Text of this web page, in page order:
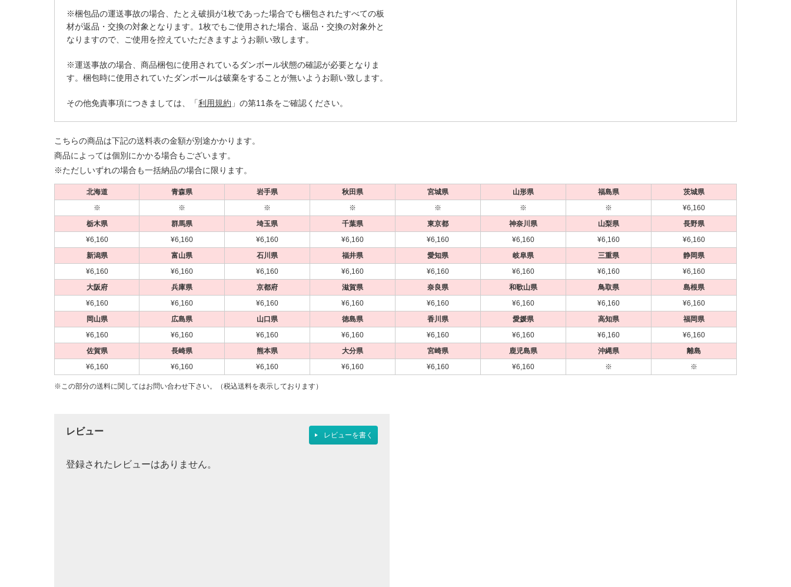
※梱包品の運送事故の場合、たとえ破損が1枚であった場合でも梱包されたすべての板
材が返品・交換の対象となります。1枚でもご使用された場合、返品・交換の対象外と
なりますので、ご使用を控えていただきますようお願い致します。
※運送事故の場合、商品梱包に使用されているダンボール状態の確認が必要となりま
す。梱包時に使用されていたダンボールは破棄をすることが無いようお願い致します。
その他免責事項につきましては、「利用規約 」の第11条をご確認ください。
こちらの商品は下記の送料表の金額が別途かかります。
商品によっては個別にかかる場合もございます。
※ただしいずれの場合も一括納品の場合に限ります。
※この部分の送料に関してはお問い合わせ下さい。（税込送料を表示しております）
北海道 青森県 岩手県 秋田県 宮城県 山形県 福島県
茨城県
※
※ ※ ※ ※ ※ ※
¥6,160
栃木県
群馬県 埼玉県 千葉県 東京都 神奈川県 山梨県
長野県
¥6,160
¥6,160 ¥6,160 ¥6,160 ¥6,160 ¥6,160 ¥6,160
¥6,160
新潟県
富山県 石川県 福井県 愛知県 岐阜県 三重県
静岡県
¥6,160
¥6,160 ¥6,160 ¥6,160 ¥6,160 ¥6,160 ¥6,160
¥6,160
大阪府
兵庫県 京都府 滋賀県 奈良県 和歌山県 鳥取県
島根県
¥6,160
¥6,160 ¥6,160 ¥6,160 ¥6,160 ¥6,160 ¥6,160
¥6,160
岡山県
広島県 山口県 徳島県 香川県 愛媛県 高知県
福岡県
¥6,160
¥6,160 ¥6,160 ¥6,160 ¥6,160 ¥6,160 ¥6,160
¥6,160
佐賀県
長崎県 熊本県 大分県 宮崎県 鹿児島県 沖縄県
離島
¥6,160
¥6,160 ¥6,160 ¥6,160 ¥6,160 ¥6,160 ※ ※
レビュー レビューを書く
登録されたレビューはありません。